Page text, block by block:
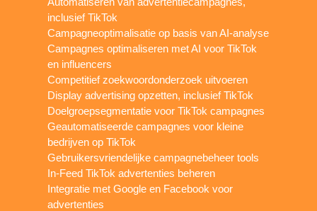
inclusief TikTok
Campagneoptimalisatie op basis van AI-analyse
Campagnes optimaliseren met AI voor TikTok
en influencers
Competitief zoekwoordonderzoek uitvoeren
Display advertising opzetten, inclusief TikTok
Doelgroepsegmentatie voor TikTok campagnes
Geautomatiseerde campagnes voor kleine
bedrijven op TikTok
Gebruikersvriendelijke campagnebeheer tools
In-Feed TikTok advertenties beheren
Integratie met Google en Facebook voor
advertenties